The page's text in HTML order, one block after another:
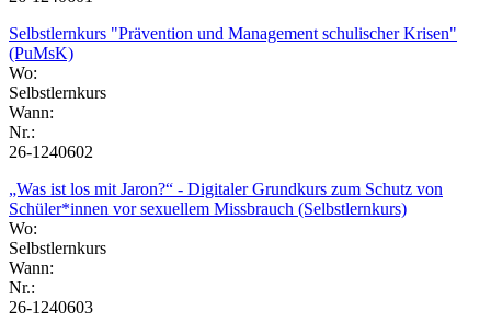
Selbstlernkurs "Prävention und Management schulischer Krisen"
(PuMsK)
Wo:
Selbstlernkurs
Wann:
Nr.:
26-1240602
„Was ist los mit Jaron?“ - Digitaler Grundkurs zum Schutz von
Schüler*innen vor sexuellem Missbrauch (Selbstlernkurs)
Wo:
Selbstlernkurs
Wann:
Nr.:
26-1240603